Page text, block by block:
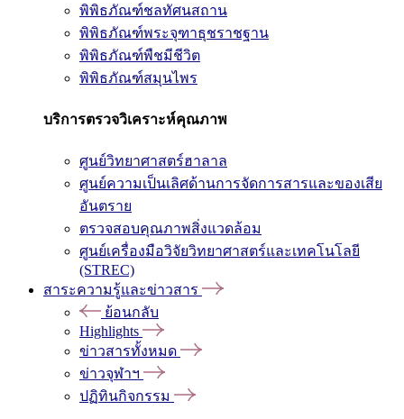
พิพิธภัณฑ์ชลทัศนสถาน
พิพิธภัณฑ์พระจุฑาธุชราชฐาน
พิพิธภัณฑ์พืชมีชีวิต
พิพิธภัณฑ์สมุนไพร
บริการตรวจวิเคราะห์คุณภาพ
ศูนย์วิทยาศาสตร์ฮาลาล
ศูนย์ความเป็นเลิศด้านการจัดการสารและของเสีย
อันตราย
ตรวจสอบคุณภาพสิ่งแวดล้อม
ศูนย์เครื่องมือวิจัยวิทยาศาสตร์และเทคโนโลยี
(STREC)
สาระความรู้และข่าวสาร
ย้อนกลับ
Highlights
ข่าวสารทั้งหมด
ข่าวจุฬาฯ
ปฏิทินกิจกรรม